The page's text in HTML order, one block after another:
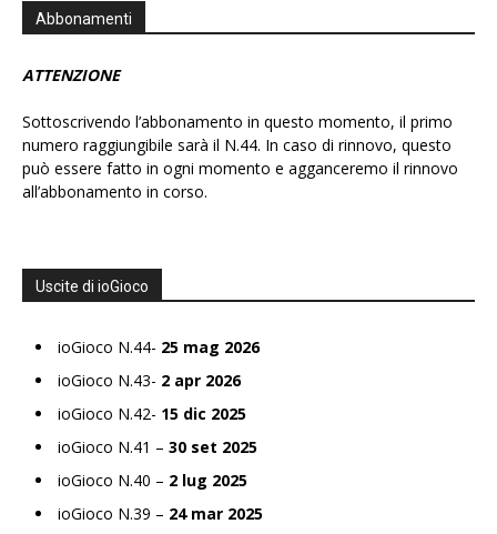
Abbonamenti
ATTENZIONE
Sottoscrivendo l’abbonamento in questo momento, il primo
numero raggiungibile sarà il N.44. In caso di rinnovo, questo
può essere fatto in ogni momento e agganceremo il rinnovo
all’abbonamento in corso.
Uscite di ioGioco
ioGioco N.44- 25 mag 2026
ioGioco N.43- 2 apr 2026
ioGioco N.42- 15 dic 2025
ioGioco N.41 – 30 set 2025
ioGioco N.40 – 2 lug 2025
ioGioco N.39 – 24 mar 2025